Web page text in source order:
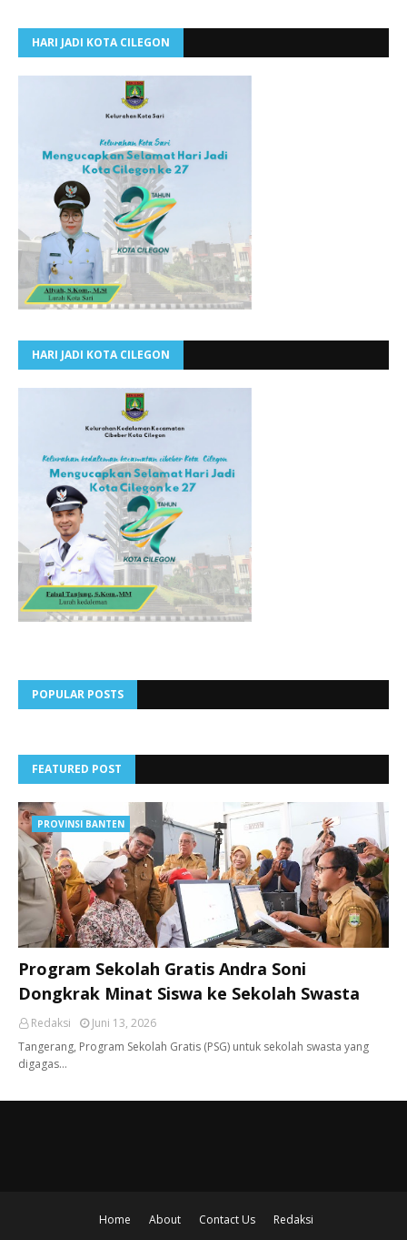
HARI JADI KOTA CILEGON
HARI JADI KOTA CILEGON
POPULAR POSTS
FEATURED POST
PROVINSI BANTEN
Program Sekolah Gratis Andra Soni
Dongkrak Minat Siswa ke Sekolah Swasta
Redaksi
Juni 13, 2026
Tangerang, ​Program Sekolah Gratis (PSG) untuk sekolah swasta yang
digagas…
Home About Contact Us Redaksi